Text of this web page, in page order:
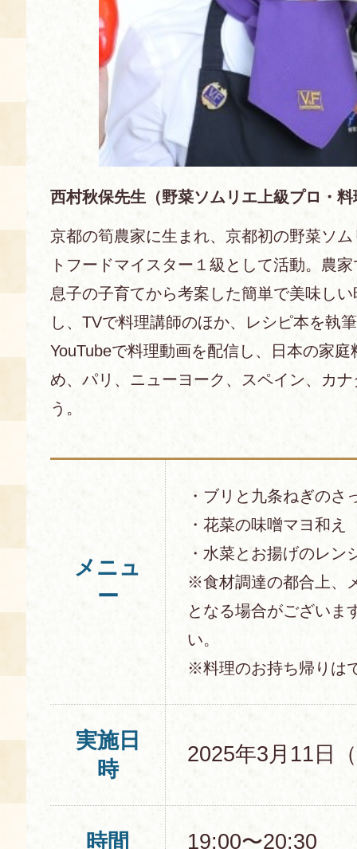
西村秋保先生（野菜ソムリエ上級プロ・
京都の筍農家に生まれ、京都初の野菜ソ
トフードマイスター１級として活動。農
息子の子育てから考案した簡単で美味し
し、TVで料理講師のほか、レシピ本を執
YouTubeで料理動画を配信し、日本の家
め、パリ、ニューヨーク、スペイン、カ
う。
メニュ
ー
・ブリと九条ねぎのさ
・花菜の味噌マヨ和え
・水菜とお揚げのレン
※食材調達の都合上、
となる場合がございま
い。
※料理のお持ち帰りは
実施日
時
2025年3月11日
時間 19:00〜20:30